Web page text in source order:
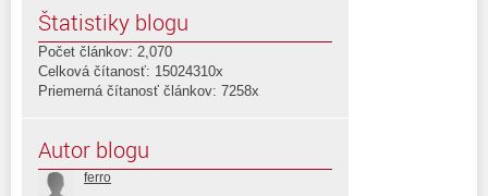
Štatistiky blogu
Počet článkov: 2,070
Celková čítanosť: 15024310x
Priemerná čítanosť článkov: 7258x
Autor blogu
ferro